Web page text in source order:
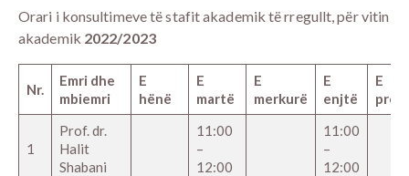
Orari i konsultimeve të stafit akademik të rregullt, për vitin
akademik 2022/2023
Nr.
Emri dhe
mbiemri
E
hënë
E
martë
E
merkurë
E
enjtë
E
1
Prof. dr.
Halit
Shabani
11:00
–
12:00
11:00
–
12:00